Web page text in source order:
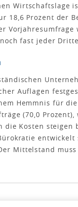
Wirtschaftslage
18,6 Prozent der
Vorjahresumfrage
fast jeder
Auflagen
Hemmnis für
(70,0 Prozent),
Kosten steigen
Mittelstand